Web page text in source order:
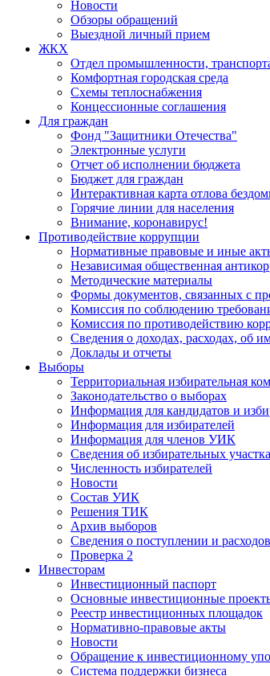
Новости
Обзоры обращений
Выездной личный прием
ЖКХ
Отдел промышленности,
Комфортная городская среда
Схемы теплоснабжения
Концессионные соглашения
Для граждан
Фонд "Защитники Отечества"
Электронные услуги
Отчет об исполнении бюджета
Бюджет для граждан
Интерактивная карта отлова
Горячие линии для населения
Внимание, коронавирус!
Противодействие коррупции
Нормативные правовые и иные
Независимая общественная
Методические материалы
Формы документов, связанных с
Комиссия по соблюдению
Комиссия по противодействию
Сведения о доходах, расходах, об
Доклады и отчеты
Выборы
Территориальная избирательная
Законодательство о выборах
Информация для кандидатов и
Информация для избирателей
Информация для членов УИК
Сведения об избирательных
Численность избирателей
Новости
Состав УИК
Решения ТИК
Архив выборов
Сведения о поступлении и
Проверка 2
Инвесторам
Инвестиционный паспорт
Основные инвестиционные
Реестр инвестиционных площадок
Нормативно-правовые акты
Новости
Обращение к инвестиционному
Система поддержки бизнеса